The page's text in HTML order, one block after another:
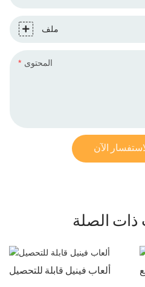
ملف
المحتوى
الآن
ذات الصلة
ألعاب فينيل قابلة للتحصيل